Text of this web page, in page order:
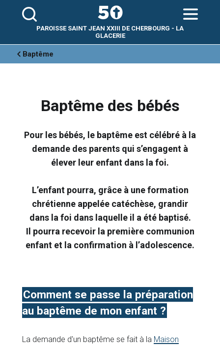
personnels
PAROISSE SAINT JEAN XXIII DE CHERBOURG - LA
GLACERIE
Baptême
Baptême des bébés
Pour les bébés, le baptême est célébré à la
demande des parents qui s’engagent à
élever leur enfant dans la foi.
L’enfant pourra, grâce à une formation
chrétienne appelée catéchèse, grandir
dans la foi dans laquelle il a été baptisé.
Il pourra recevoir la première communion
enfant et la confirmation à l’adolescence.
Comment se passe la préparation
au baptême de mon enfant ?
La demande d'un baptême se fait à la Maison